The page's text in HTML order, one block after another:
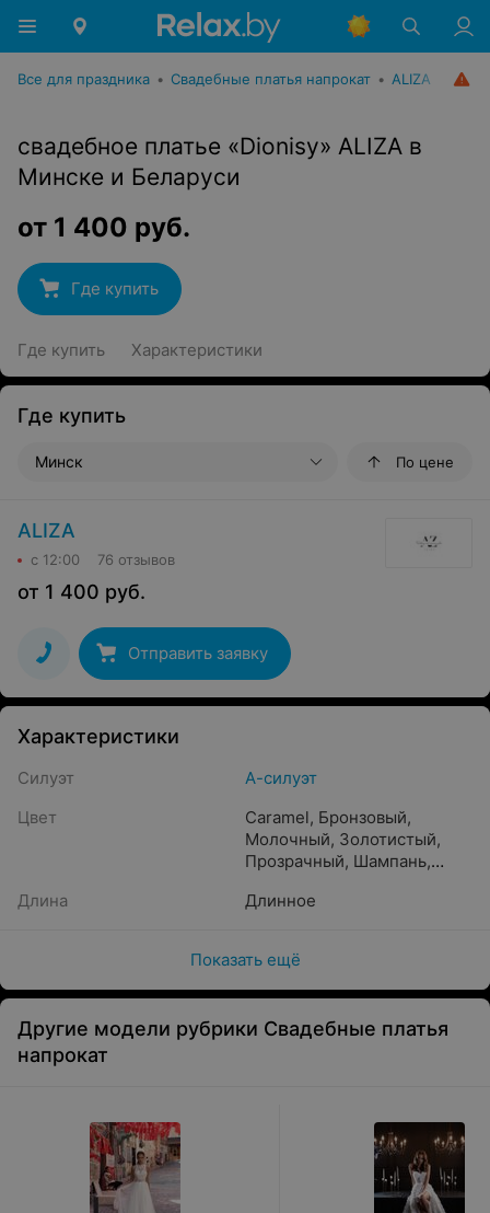
Все для праздника • Свадебные платья напрокат • ALIZA
свадебное платье «Dionisy» ALIZA в
Минске и Беларуси
от 1 400 руб.
Где купить
Где купить Характеристики
Где купить
Минск По цене
ALIZA
с 12:00 76 отзывов
от 1 400 руб.
Отправить заявку
Характеристики
Силуэт
А-силуэт
Цвет
Caramel, Бронзовый,
Молочный, Золотистый,
Прозрачный, Шампань,
Бежевый
Капучино
розовый
Длина Длинное
Показать ещё
Другие модели рубрики Свадебные платья
напрокат